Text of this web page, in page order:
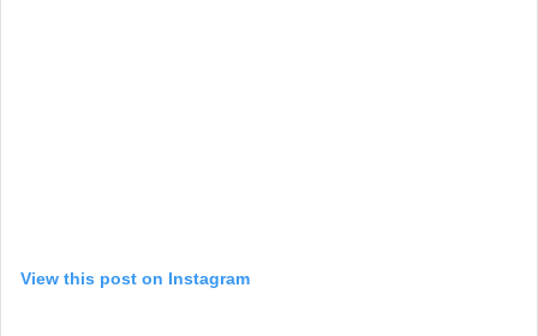
View this post on Instagram